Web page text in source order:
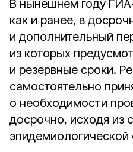
В нынешнем году
как и ранее, в
и дополнительный
из которых
и резервные сроки.
самостоятельно
о необходимости
досрочно, исходя из
эпидемиологической